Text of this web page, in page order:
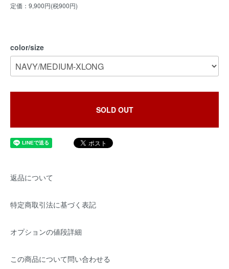
定価：9,900円(税900円)
color/size
SOLD OUT
返品について
特定商取引法に基づく表記
オプションの値段詳細
この商品について問い合わせる